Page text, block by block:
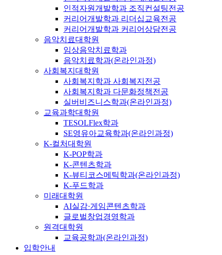
인적자원개발학과 조직컨설팅전공
커리어개발학과 리더십교육전공
커리어개발학과 커리어상담전공
음악치료대학원
임상음악치료학과
음악치료학과(온라인과정)
사회복지대학원
사회복지학과 사회복지전공
사회복지학과 다문화정책전공
실버비즈니스학과(온라인과정)
교육과학대학원
TESOLFlex학과
SE영유아교육학과(온라인과정)
K-컬처대학원
K-POP학과
K-콘텐츠학과
K-뷰티코스메틱학과(온라인과정)
K-푸드학과
미래대학원
AI실감·게임콘텐츠학과
글로벌창업경영학과
원격대학원
교육공학과(온라인과정)
입학안내